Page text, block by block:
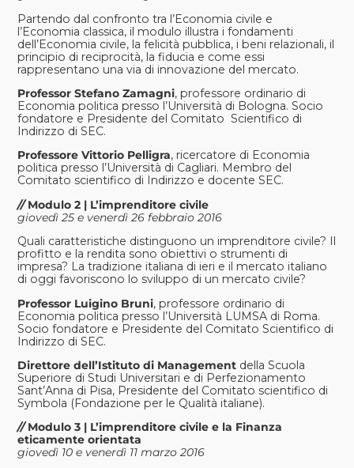
Partendo dal confronto tra l’Economia civile e
l’Economia classica, il modulo illustra i fondamenti
dell’Economia civile, la felicità pubblica, i beni relazionali, il
principio di reciprocità, la fiducia e come essi
rappresentano una via di innovazione del mercato.
Professor Stefano Zamagni, professore ordinario di
Economia politica presso l’Università di Bologna. Socio
fondatore e Presidente del Comitato Scientifico di
Indirizzo di SEC.
Professore Vittorio Pelligra, ricercatore di Economia
politica presso l’Università di Cagliari. Membro del
Comitato scientifico di Indirizzo e docente SEC.
//Modulo 2 | L’imprenditore civile
giovedì 25 e venerdì 26 febbraio 2016
Quali caratteristiche distinguono un imprenditore civile? Il
profitto e la rendita sono obiettivi o strumenti di
impresa? La tradizione italiana di ieri e il mercato italiano
di oggi favoriscono lo sviluppo di un mercato civile?
Professor Luigino Bruni, professore ordinario di
Economia politica presso l’Università LUMSA di Roma.
Socio fondatore e Presidente del Comitato Scientifico di
Indirizzo di SEC.
Direttore dell’Istituto di Management della Scuola
Superiore di Studi Universitari e di Perfezionamento
Sant’Anna di Pisa, Presidente del Comitato scientifico di
Symbola (Fondazione per le Qualità italiane).
//Modulo 3 | L’imprenditore civile e la Finanza
eticamente orientata
giovedì 10 e venerdì 11 marzo 2016